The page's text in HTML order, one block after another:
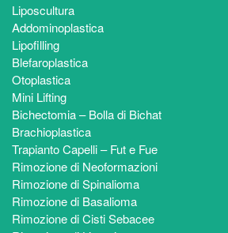
Liposcultura
Addominoplastica
Lipofilling
Blefaroplastica
Otoplastica
Mini Lifting
Bichectomia – Bolla di Bichat
Brachioplastica
Trapianto Capelli – Fut e Fue
Rimozione di Neoformazioni
Rimozione di Spinalioma
Rimozione di Basalioma
Rimozione di Cisti Sebacee